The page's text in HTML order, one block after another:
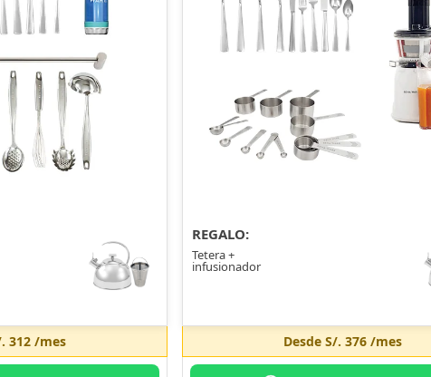
312 /mes
REGALO:
Tetera +
infusionador
DesdeS/. 376 /mes